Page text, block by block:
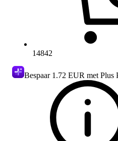
14842
Bespaar 1.72 EUR met Plus